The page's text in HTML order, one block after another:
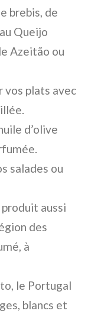
brebis, de
Queijo
Azeitão ou
vos plats avec
d’olive
salades ou
aussi
des
à
le Portugal
blancs et